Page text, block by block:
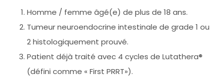
Homme / femme âgé(e) de plus de 18 ans.
Tumeur neuroendocrine intestinale de grade 1 ou
2 histologiquement prouvé.
Patient déjà traité avec 4 cycles de Lutathera®
(défini comme « First PRRT»).